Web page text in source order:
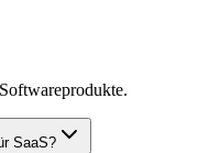
SaaS?